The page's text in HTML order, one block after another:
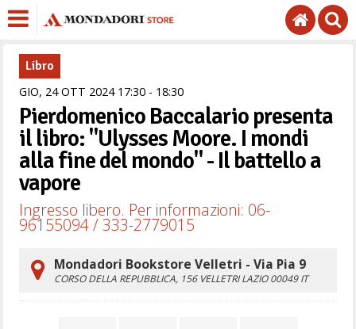
Libro
GIO, 24 OTT 2024 1730 - 1830
Pierdomenico Baccalario presenta
il libro: "Ulysses Moore. I mondi
alla fine del mondo" - Il battello a
vapore
Ingresso libero. Per informazioni: 06-
96155094 / 333-2779015
Mondadori Bookstore Velletri - Via Pia 9
CORSO DELLA REPUBBLICA, 156 VELLETRI LAZIO 00049 IT